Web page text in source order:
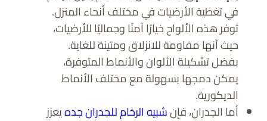
في تغطية الأرضيات في مختلف أنحاء المنزل.
توفر هذه الألواح خيارًا آمنًا وجماليًا للأرضيات،
حيث أنها مقاومة للانزلاق ومتينة للغاية.
بفضل تشكيلة الألوان والأنماط المتوفرة،
يمكن دمجها بسهولة مع مختلف الأنماط
الديكورية.
أما الجدران، فإنشبيه الرخام للجدران جدهيعزز